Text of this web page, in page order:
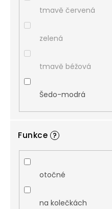
tmavě červená
zelená
tmavě béžová
Šedo-modrá
Funkce ?
otočné
na kolečkách